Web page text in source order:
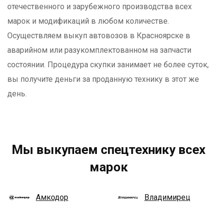
отечественного и зарубежного производства всех
марок и модификаций в любом количестве.
Осуществляем выкуп автовозов в Красноярске в
аварийном или разукомплектованном на запчасти
состоянии. Процедура скупки занимает не более суток,
вы получите деньги за проданную технику в этот же
день.
Мы выкупаем спецтехнику всех
марок
Амкодор Владимирец